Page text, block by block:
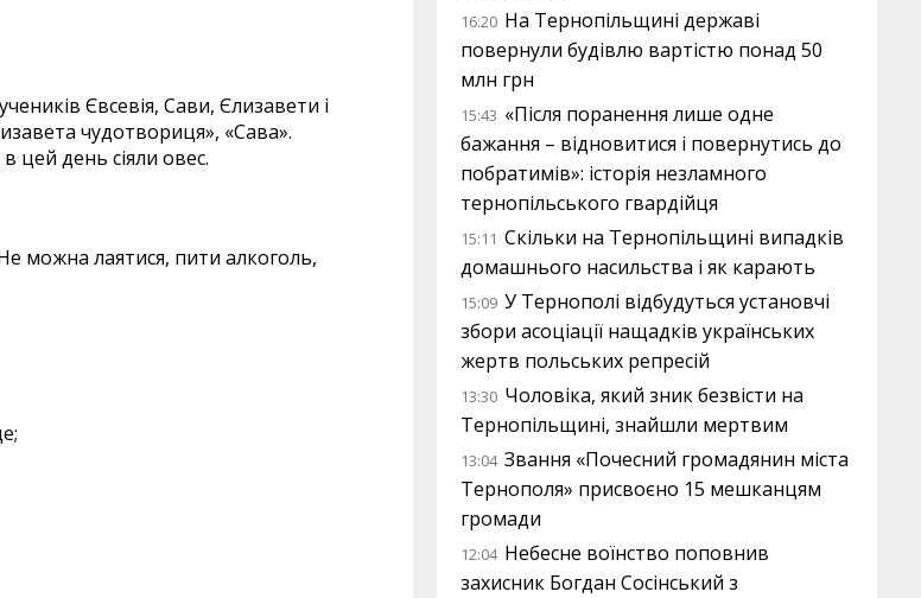
Євсевія, Сави, Єлизавети і
чудотвориця», «Сава».
цей день сіяли овес.
можна лаятися, пити алкоголь,
16:20 На Тернопільщині державі
повернули будівлю вартістю понад 50
млн грн
15:43 «Після поранення лише одне
бажання – відновитися і повернутись до
побратимів»: історія незламного
тернопільського гвардійця
15:11 Скільки на Тернопільщині випадків
домашнього насильства і як карають
15:09 У Тернополі відбудуться установчі
збори асоціації нащадків українських
жертв польських репресій
13:30 Чоловіка, який зник безвісти на
Тернопільщині, знайшли мертвим
13:04 Звання «Почесний громадянин міста
Тернополя» присвоєно 15 мешканцям
громади
12:04 Небесне воїнство поповнив
захисник Богдан Сосінський з